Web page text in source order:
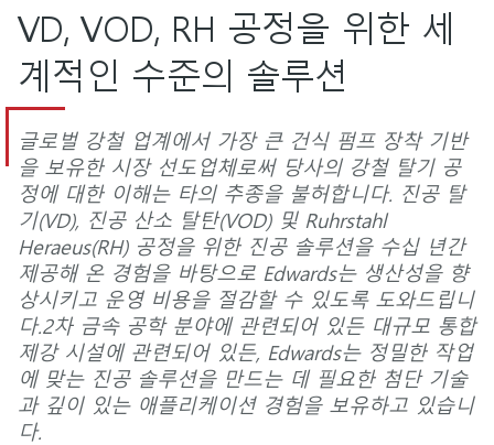
VD, VOD, RH 공정을 위한 세
계적인 수준의 솔루션
글로벌 강철 업계에서 가장 큰 건식 펌프 장착 기반
을 보유한 시장 선도업체로써 당사의 강철 탈기 공
정에 대한 이해는 타의 추종을 불허합니다. 진공 탈
기(VD), 진공 산소 탈탄(VOD) 및 Ruhrstahl
Heraeus(RH) 공정을 위한 진공 솔루션을 수십 년간
제공해 온 경험을 바탕으로 Edwards는 생산성을 향
상시키고 운영 비용을 절감할 수 있도록 도와드립니
다.2차 금속 공학 분야에 관련되어 있든 대규모 통합
제강 시설에 관련되어 있든, Edwards는 정밀한 작업
에 맞는 진공 솔루션을 만드는 데 필요한 첨단 기술
과 깊이 있는 애플리케이션 경험을 보유하고 있습니
다.